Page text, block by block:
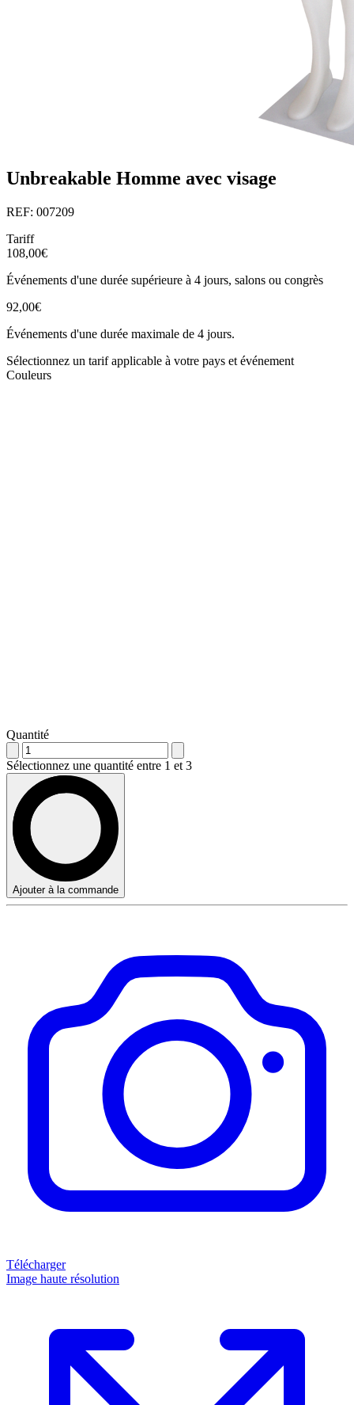
Unbreakable Homme avec visage
REF: 007209
Tariff
108,00€
Événements d'une durée supérieure à 4 jours, salons ou congrès
92,00€
Événements d'une durée maximale de 4 jours.
Sélectionnez un tarif applicable à votre pays et événement
Couleurs
Quantité
Sélectionnez une quantité entre 1 et 3
Ajouter à la commande
Télécharger
Image haute résolution